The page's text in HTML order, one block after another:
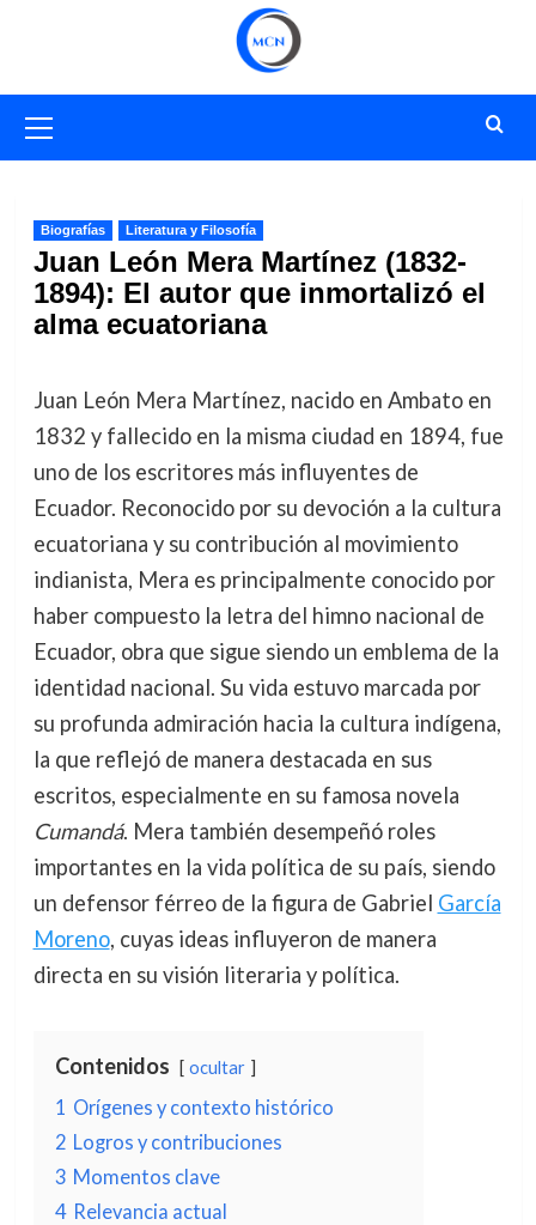
primario
Biografías Literatura y Filosofía
Juan León Mera Martínez (1832-
1894): El autor que inmortalizó el
alma ecuatoriana
Juan León Mera Martínez, nacido en Ambato en
1832 y fallecido en la misma ciudad en 1894, fue
uno de los escritores más influyentes de
Ecuador. Reconocido por su devoción a la cultura
ecuatoriana y su contribución al movimiento
indianista, Mera es principalmente conocido por
haber compuesto la letra del himno nacional de
Ecuador, obra que sigue siendo un emblema de la
identidad nacional. Su vida estuvo marcada por
su profunda admiración hacia la cultura indígena,
la que reflejó de manera destacada en sus
escritos, especialmente en su famosa novela
Cumandá. Mera también desempeñó roles
importantes en la vida política de su país, siendo
un defensor férreo de la figura de Gabriel García
Moreno, cuyas ideas influyeron de manera
directa en su visión literaria y política.
Contenidos ocultar
1 Orígenes y contexto histórico
2 Logros y contribuciones
3 Momentos clave
4 Relevancia actual